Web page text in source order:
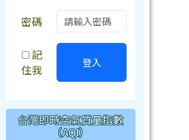
密碼
記
住我
登入
台灣即時空氣質量指數
（AQI）